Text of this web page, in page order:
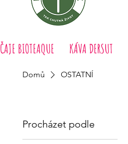
ČAJE BIOTEAQUE KÁVA DERSUT
Domů OSTATNÍ
Procházet podle